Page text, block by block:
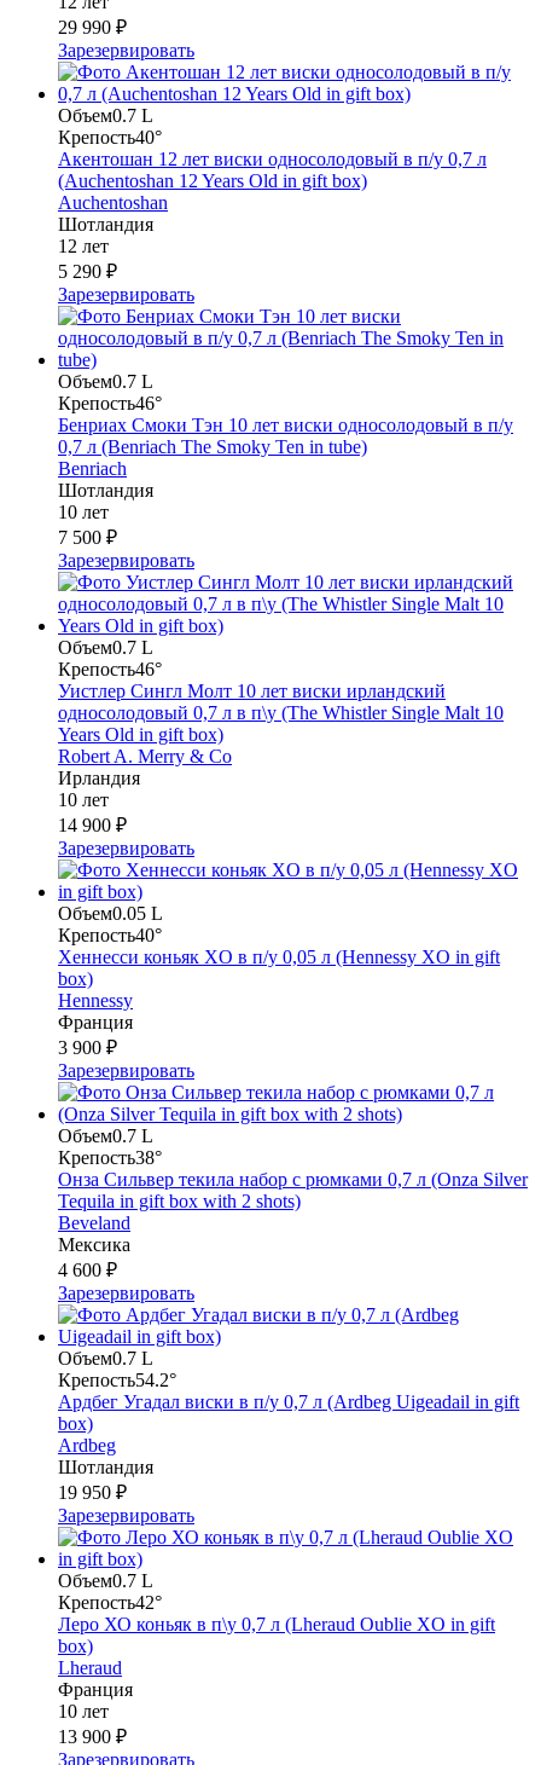
29 990 ₽
Зарезервировать
Объем0.7 L
Крепость40°
Акентошан 12 лет виски односолодовый в п/у 0,7 л
(Auchentoshan 12 Years Old in gift box)
Auchentoshan
Шотландия
12 лет
5 290 ₽
Зарезервировать
Объем0.7 L
Крепость46°
Бенриах Смоки Тэн 10 лет виски односолодовый в п/у
0,7 л (Benriach The Smoky Ten in tube)
Benriach
Шотландия
10 лет
7 500 ₽
Зарезервировать
Объем0.7 L
Крепость46°
Уистлер Сингл Молт 10 лет виски ирландский
односолодовый 0,7 л в п\у (The Whistler Single Malt 10
Years Old in gift box)
Robert A. Merry & Co
Ирландия
10 лет
14 900 ₽
Зарезервировать
Объем0.05 L
Крепость40°
Хеннесси коньяк XO в п/у 0,05 л (Hennessy XO in gift
box)
Hennessy
Франция
3 900 ₽
Зарезервировать
Объем0.7 L
Крепость38°
Онза Сильвер текила набор с рюмками 0,7 л (Onza Silver
Tequila in gift box with 2 shots)
Beveland
Мексика
4 600 ₽
Зарезервировать
Объем0.7 L
Крепость54.2°
Ардбег Угадал виски в п/у 0,7 л (Ardbeg Uigeadail in gift
box)
Ardbeg
Шотландия
19 950 ₽
Зарезервировать
Объем0.7 L
Крепость42°
Леро ХО коньяк в п\у 0,7 л (Lheraud Oublie XO in gift
box)
Lheraud
Франция
10 лет
13 900 ₽
Зарезервировать